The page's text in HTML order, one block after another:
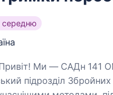
підрозділ